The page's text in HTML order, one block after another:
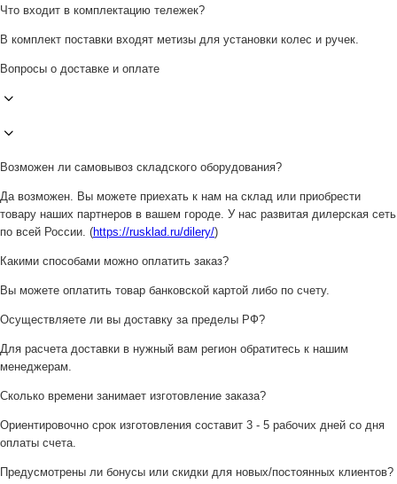
Что входит в комплектацию тележек?
В комплект поставки входят метизы для установки колес и ручек.
Вопросы о доставке и оплате
Возможен ли самовывоз складского оборудования?
Да возможен. Вы можете приехать к нам на склад или приобрести
товару наших партнеров в вашем городе. У нас развитая дилерская сеть
по всей России. (https://rusklad.ru/dilery/)
Какими способами можно оплатить заказ?
Вы можете оплатить товар банковской картой либо по счету.
Осуществляете ли вы доставку за пределы РФ?
Для расчета доставки в нужный вам регион обратитесь к нашим
менеджерам.
Сколько времени занимает изготовление заказа?
Ориентировочно срок изготовления составит 3 - 5 рабочих дней со дня
оплаты счета.
Предусмотрены ли бонусы или скидки для новых/постоянных клиентов?